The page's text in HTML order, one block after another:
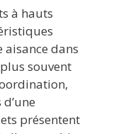
à hauts
aisance dans
souvent
présentent